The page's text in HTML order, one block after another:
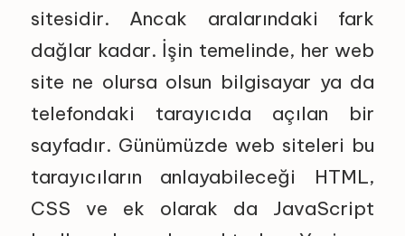
sitesidir. Ancak aralarındaki fark
dağlar kadar. İşin temelinde, her web
site ne olursa olsun bilgisayar ya da
telefondaki tarayıcıda açılan bir
sayfadır. Günümüzde web siteleri bu
tarayıcıların anlayabileceği HTML,
CSS ve ek olarak da JavaScript